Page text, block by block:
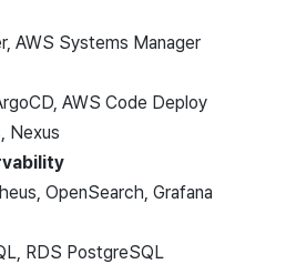
AWS Systems Manager
AWS Code Deploy
Nexus
OpenSearch, Grafana
RDS PostgreSQL